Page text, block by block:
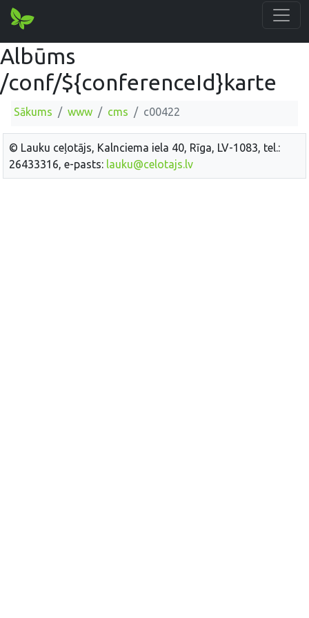
Albūms
/conf/${conferenceId}karte
Sākums www cms c00422
© Lauku ceļotājs, Kalnciema iela 40, Rīga, LV-1083, tel.:
26433316, e-pasts: lauku@celotajs.lv